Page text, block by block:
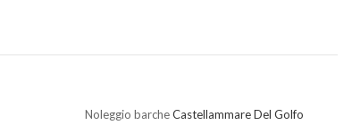
Noleggio barcheCastellammare Del Golfo